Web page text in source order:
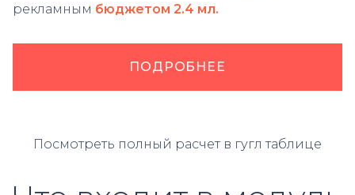
рекламным бюджетом 2.4 мл.
ПОДРОБНЕЕ
Посмотреть полный расчет в гугл таблице